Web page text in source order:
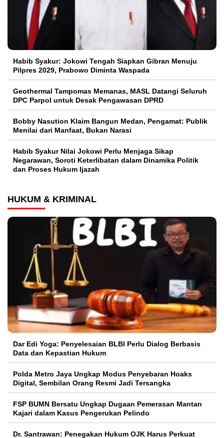
Habib Syakur: Jokowi Tengah Siapkan Gibran Menuju
Pilpres 2029, Prabowo Diminta Waspada
Geothermal Tampomas Memanas, MASL Datangi Seluruh
DPC Parpol untuk Desak Pengawasan DPRD
Bobby Nasution Klaim Bangun Medan, Pengamat: Publik
Menilai dari Manfaat, Bukan Narasi
Habib Syakur Nilai Jokowi Perlu Menjaga Sikap
Negarawan, Soroti Keterlibatan dalam Dinamika Politik
dan Proses Hukum Ijazah
HUKUM & KRIMINAL
Dar Edi Yoga: Penyelesaian BLBI Perlu Dialog Berbasis
Data dan Kepastian Hukum
Polda Metro Jaya Ungkap Modus Penyebaran Hoaks
Digital, Sembilan Orang Resmi Jadi Tersangka
FSP BUMN Bersatu Ungkap Dugaan Pemerasan Mantan
Kajari dalam Kasus Pengerukan Pelindo
Dr. Santrawan: Penegakan Hukum OJK Harus Perkuat